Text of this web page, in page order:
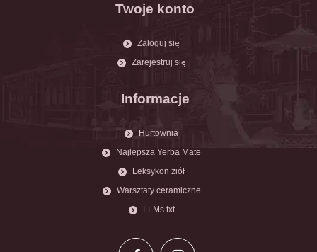
Twoje konto
Zaloguj się
Zarejestruj się
Informacje
Hurtownia
Najlepsza Yerba Mate
Leksykon ziół
Warsztaty ceramiczne
LLMs.txt